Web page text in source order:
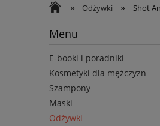
» Odżywki » Shot
Menu
E-booki i poradniki
Kosmetyki dla mężczyzn
Szampony
Maski
Odżywki